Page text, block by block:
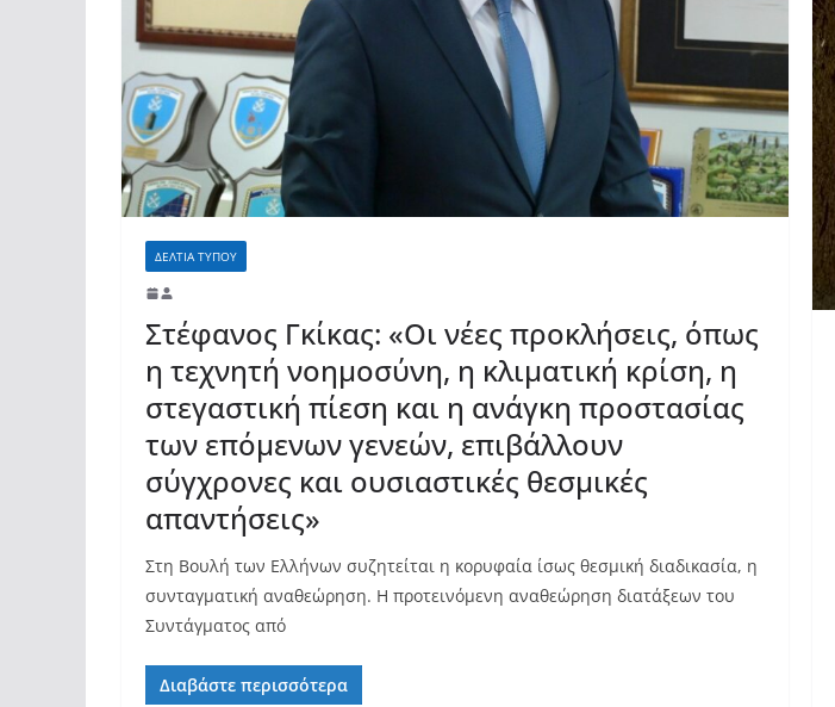
ΔΕΛΤΙΑ ΤΥΠΟΥ
Στέφανος Γκίκας: «Οι νέες προκλήσεις, όπως
η τεχνητή νοημοσύνη, η κλιματική κρίση, η
στεγαστική πίεση και η ανάγκη προστασίας
των επόμενων γενεών, επιβάλλουν
σύγχρονες και ουσιαστικές θεσμικές
απαντήσεις»
Στη Βουλή των Ελλήνων συζητείται η κορυφαία ίσως θεσμική διαδικασία, η
συνταγματική αναθεώρηση. Η προτεινόμενη αναθεώρηση διατάξεων του
Συντάγματος από
Διαβάστε περισσότερα